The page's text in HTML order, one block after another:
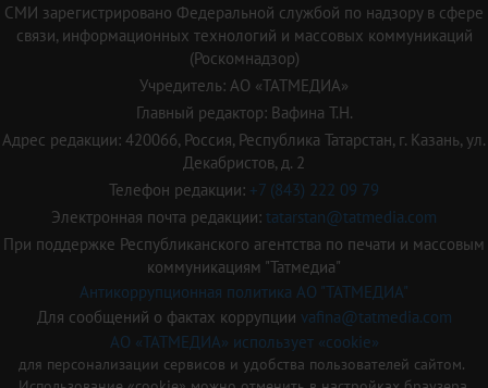
СМИ зарегистрировано Федеральной службой по надзору в сфере
связи, информационных технологий и массовых коммуникаций
(Роскомнадзор)
Учредитель: АО «ТАТМЕДИА»
Главный редактор: Вафина Т.Н.
Адрес редакции: 420066, Россия, Республика Татарстан, г. Казань, ул.
Декабристов, д. 2
Телефон редакции: +7 (843) 222 09 79
Электронная почта редакции: tatarstan@tatmedia.com
При поддержке Республиканского агентства по печати и массовым
коммуникациям "Татмедиа"
Антикоррупционная политика АО "ТАТМЕДИА"
Для сообщений о фактах коррупции vafina@tatmedia.com
АО «ТАТМЕДИА» использует «cookie»
для персонализации сервисов и удобства пользователей сайтом.